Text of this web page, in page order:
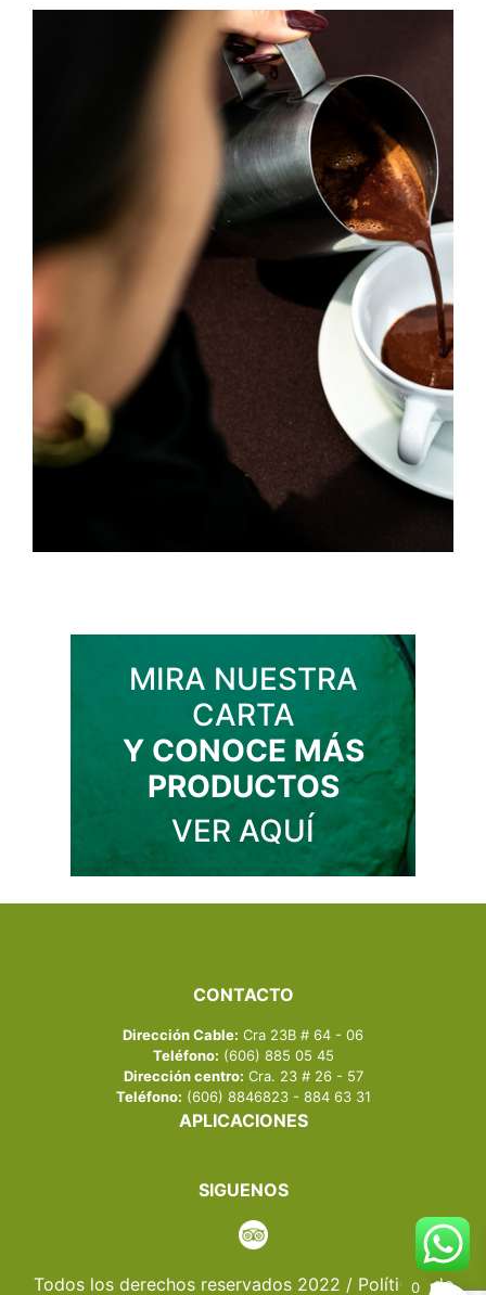
MIRA NUESTRA
CARTA
Y CONOCE MÁS
PRODUCTOS
VER AQUÍ
CONTACTO
Dirección Cable: Cra 23B # 64 - 06
Teléfono: (606) 885 05 45
Dirección centro: Cra. 23 # 26 - 57
Teléfono: (606) 8846823 - 884 63 31
APLICACIONES
SIGUENOS
Todos los derechos reservados 2022 / Políticas de
0